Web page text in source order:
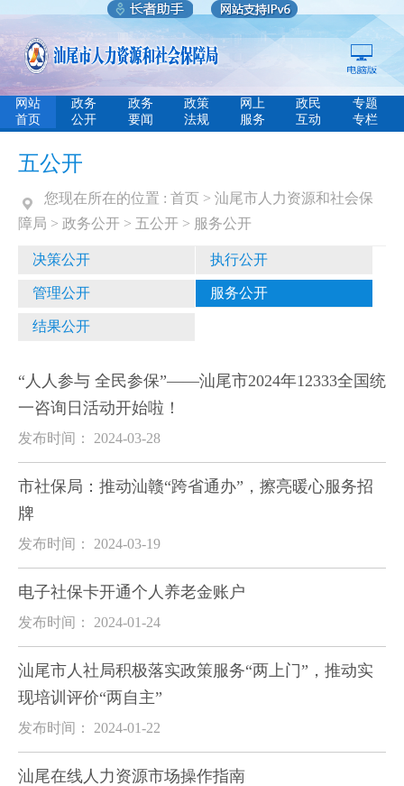
网站
首页
政务
公开
政务
要闻
政策
法规
网上
服务
政民
互动
专题
专栏
五公开
您现在所在的位置 : 首页 > 汕尾市人力资源和社会保
障局 > 政务公开 > 五公开 > 服务公开
决策公开 执行公开
管理公开 服务公开
结果公开
“人人参与 全民参保”——汕尾市2024年12333全国统
一咨询日活动开始啦！
发布时间： 2024-03-28
市社保局：推动汕赣“跨省通办”，擦亮暖心服务招
牌
发布时间： 2024-03-19
电子社保卡开通个人养老金账户
发布时间： 2024-01-24
汕尾市人社局积极落实政策服务“两上门”，推动实
现培训评价“两自主”
发布时间： 2024-01-22
汕尾在线人力资源市场操作指南